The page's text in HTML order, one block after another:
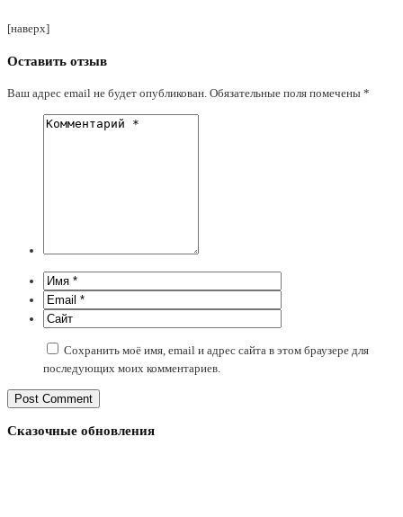
[наверх]
Оставить отзыв
Ваш адрес email не будет опубликован. Обязательные поля помечены *
Сохранить моё имя, email и адрес сайта в этом браузере для
последующих моих комментариев.
Сказочные обновления